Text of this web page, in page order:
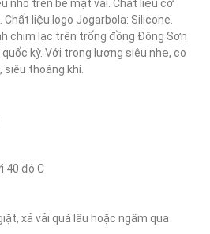
nhỏ trên bề mặt vải. Chất liệu cờ
liệu logo Jogarbola: Silicone.
chim lạc trên trống đồng Đông Sơn
kỳ. Với trọng lượng siêu nhẹ, co
thoáng khí.
40 độ C
xả vải quá lâu hoặc ngâm qua